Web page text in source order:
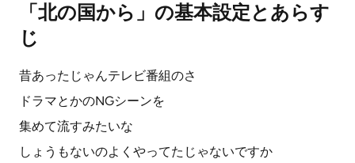
「北の国から」の基本設定とあらす
じ
昔あったじゃんテレビ番組のさ
ドラマとかのNGシーンを
集めて流すみたいな
しょうもないのよくやってたじゃないですか